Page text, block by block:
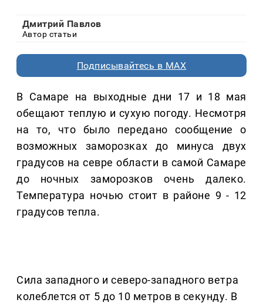
Дмитрий Павлов
Автор статьи
Подписывайтесь в MAX
В Самаре на выходные дни 17 и 18 мая
обещают теплую и сухую погоду. Несмотря
на то, что было передано сообщение о
возможных заморозках до минуса двух
градусов на севре области в самой Самаре
до ночных заморозков очень далеко.
Температура ночью стоит в районе 9 - 12
градусов тепла.
Сила западного и северо-западного ветра
колеблется от 5 до 10 метров в секунду. В